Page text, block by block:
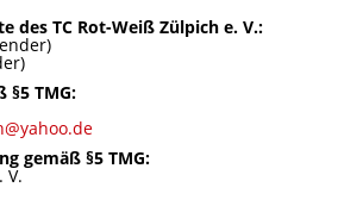
des TC Rot-Weiß Zülpich e. V.:
TMG:
gemäß §5 TMG:
V.